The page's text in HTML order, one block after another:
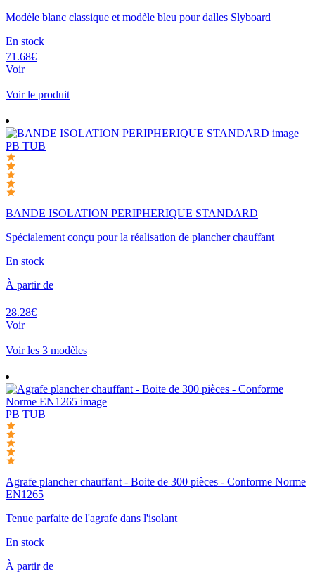
Modèle blanc classique et modèle bleu pour dalles Slyboard
En stock
71.68€
Voir
Voir le produit
PB TUB
BANDE ISOLATION PERIPHERIQUE STANDARD
Spécialement conçu pour la réalisation de plancher chauffant
En stock
À partir de
28.28€
Voir
Voir les 3 modèles
PB TUB
Agrafe plancher chauffant - Boite de 300 pièces - Conforme Norme
EN1265
Tenue parfaite de l'agrafe dans l'isolant
En stock
À partir de